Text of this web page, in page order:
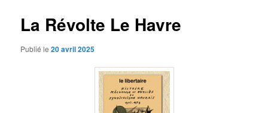
La Révolte Le Havre
Publié le20 avril 2025